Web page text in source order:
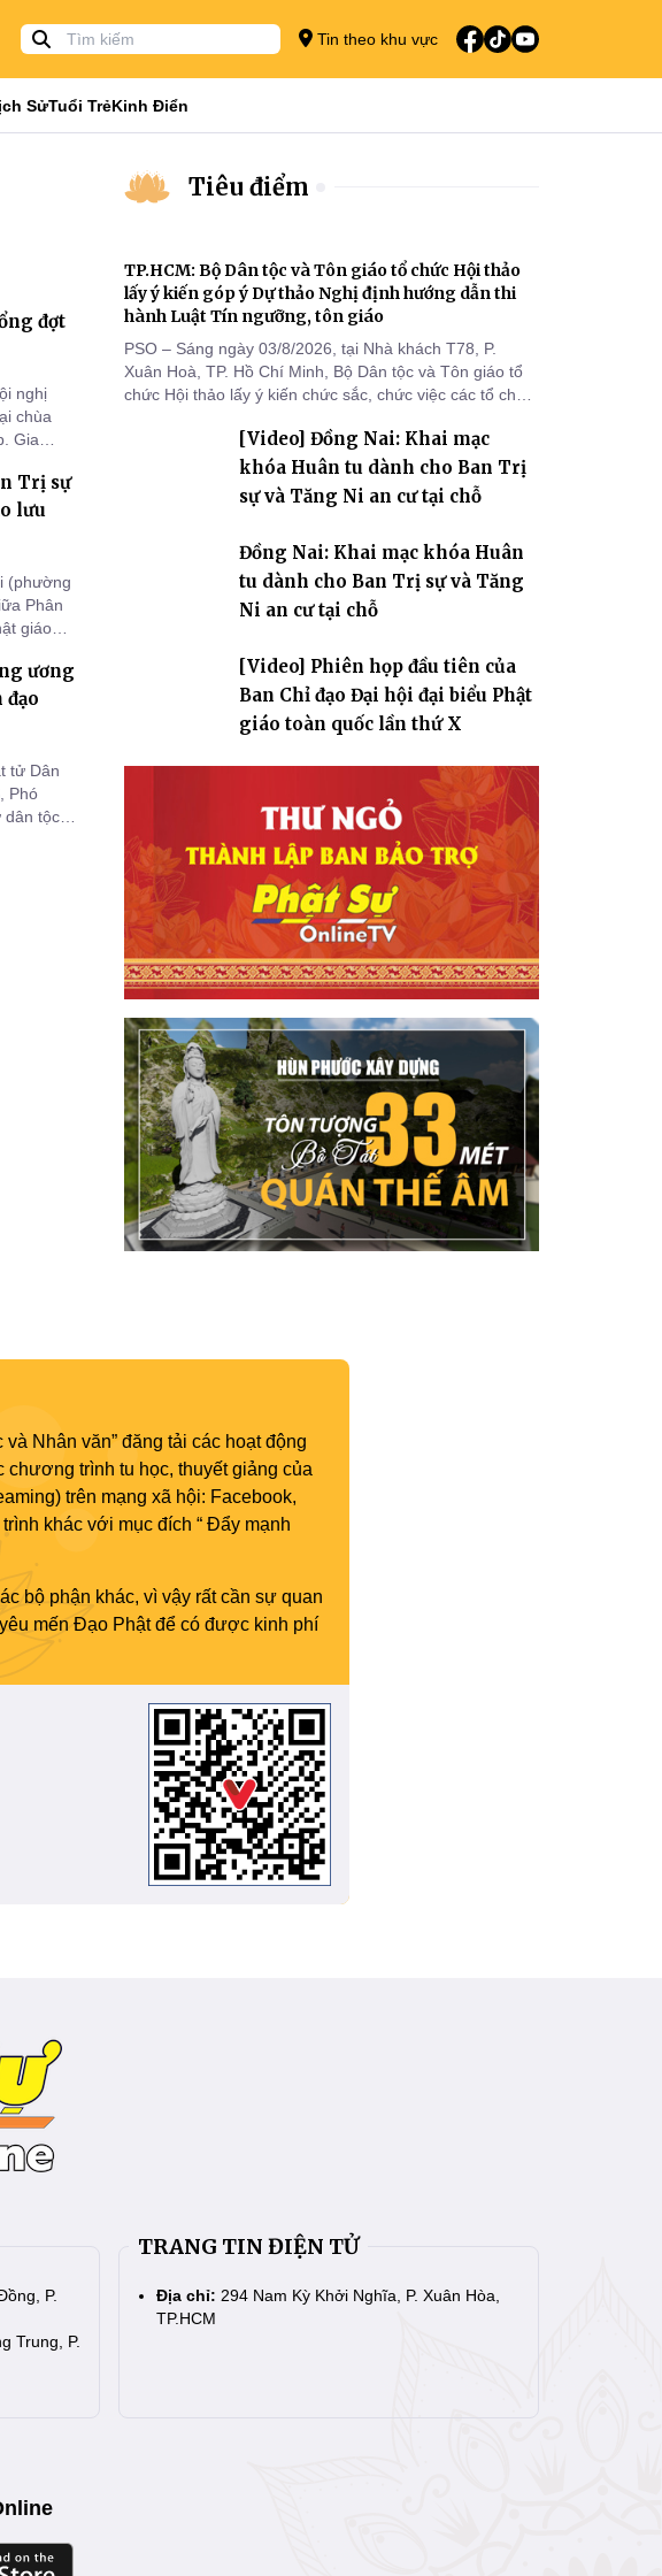
Tin theo khu vực
SửTuổi TrẻKinh Điển
đợt
nghị
chùa
Gia
Trị sự
lưu
(phường
Phân
giáo
ương
đạo
tử Dân
Phó
dân tộc
Tiêu điểm
TP.HCM: Bộ Dân tộc và Tôn giáo tổ chức Hội thảo
lấy ý kiến góp ý Dự thảo Nghị định hướng dẫn thi
hành Luật Tín ngưỡng, tôn giáo
PSO – Sáng ngày 03/8/2026, tại Nhà khách T78, P.
Xuân Hoà, TP. Hồ Chí Minh, Bộ Dân tộc và Tôn giáo tổ
chức Hội thảo lấy ý kiến chức sắc, chức việc các tổ chức
các tỉnh, thành phố khu vực phía Nam nhằm góp ý hoàn
thiện hồ sơ Dự thảo Nghị định quy định chi tiết một số
điều và biện pháp để tổ chức
[Video] Đồng Nai: Khai mạc
khóa Huân tu dành cho Ban Trị
sự và Tăng Ni an cư tại chỗ
Đồng Nai: Khai mạc khóa Huân
tu dành cho Ban Trị sự và Tăng
Ni an cư tại chỗ
[Video] Phiên họp đầu tiên của
Ban Chỉ đạo Đại hội đại biểu Phật
giáo toàn quốc lần thứ X
Nhân văn” đăng tải các hoạt động
trình tu học, thuyết giảng của
trên mạng xã hội: Facebook,
khác với mục đích “ Đẩy mạnh
bộ phận khác, vì vậy rất cần sự quan
mến Đạo Phật để có được kinh phí
P.
Trung, P.
TRANG TIN ĐIỆN TỬ
Địa chỉ: 294 Nam Kỳ Khởi Nghĩa, P. Xuân Hòa,
TP.HCM